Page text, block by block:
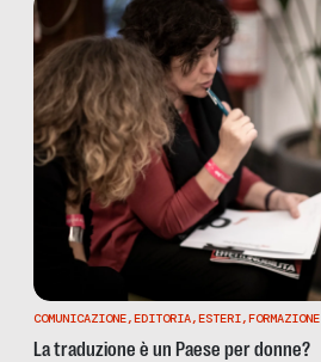
COMUNICAZIONE,EDITORIA,ESTERI,FORMAZIONE
La traduzione è un Paese per donne?